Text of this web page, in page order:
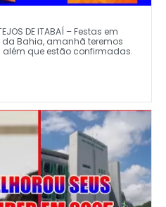
DE ITABAÍ – Festas em
Bahia, amanhã teremos
que estão confirmadas.